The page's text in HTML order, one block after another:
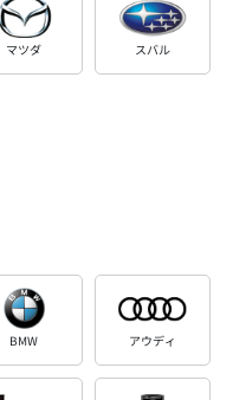
マツダ スバル
BMW アウディ